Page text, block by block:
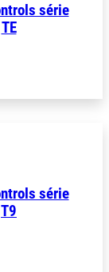
série
TE
série
T9